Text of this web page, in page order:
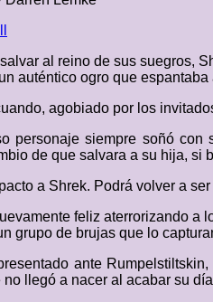
al reino de sus suegros,
auténtico ogro que
agobiado por los
personaje siempre soñó
de que salvara a su hija, si
a Shrek. Podrá volver a
feliz aterrorizando a
grupo de brujas que lo
ante
no llegó a nacer al acabar su